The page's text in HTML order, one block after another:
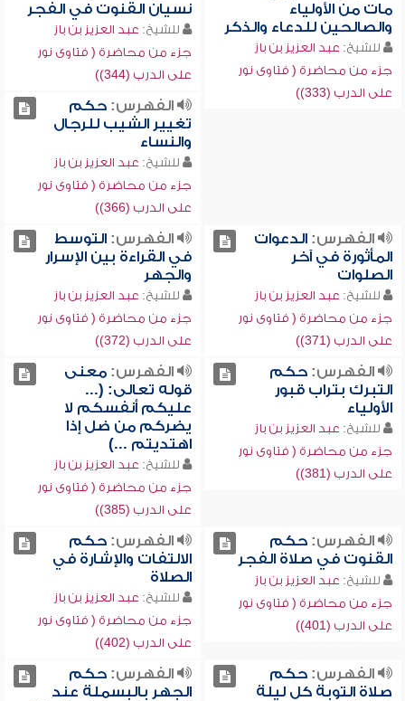
مات من الأولياء
والصالحين للدعاء والذكر
للشيخ: عبد العزيز بن باز
جزء من محاضرة ( فتاوى نور
على الدرب (333))
نسيان القنوت في الفجر
للشيخ: عبد العزيز بن باز
جزء من محاضرة ( فتاوى نور
على الدرب (344))
الفهرس:حكم
تغيير الشيب للرجال
والنساء
للشيخ: عبد العزيز بن باز
جزء من محاضرة ( فتاوى نور
على الدرب (366))
الفهرس:الدعوات
المأثورة في آخر
الصلوات
للشيخ: عبد العزيز بن باز
جزء من محاضرة ( فتاوى نور
على الدرب (371))
الفهرس:التوسط
في القراءة بين الإسرار
والجهر
للشيخ: عبد العزيز بن باز
جزء من محاضرة ( فتاوى نور
على الدرب (372))
الفهرس:حكم
التبرك بتراب قبور
الأولياء
للشيخ: عبد العزيز بن باز
جزء من محاضرة ( فتاوى نور
على الدرب (381))
الفهرس:معنى
قوله تعالى: (...
عليكم أنفسكم لا
يضركم من ضل إذا
اهتديتم ...)
للشيخ: عبد العزيز بن باز
جزء من محاضرة ( فتاوى نور
على الدرب (385))
الفهرس:حكم
القنوت في صلاة الفجر
للشيخ: عبد العزيز بن باز
جزء من محاضرة ( فتاوى نور
على الدرب (401))
الفهرس:حكم
الالتفات والإشارة في
الصلاة
للشيخ: عبد العزيز بن باز
جزء من محاضرة ( فتاوى نور
على الدرب (402))
الفهرس:حكم
صلاة التوبة كل ليلة
الفهرس:حكم
الجهر بالبسملة عند